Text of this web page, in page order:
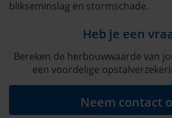
blikseminslag en stormschade.
Heb je een
Bereken de herbouwwaarde van
een voordelige
Neem contact